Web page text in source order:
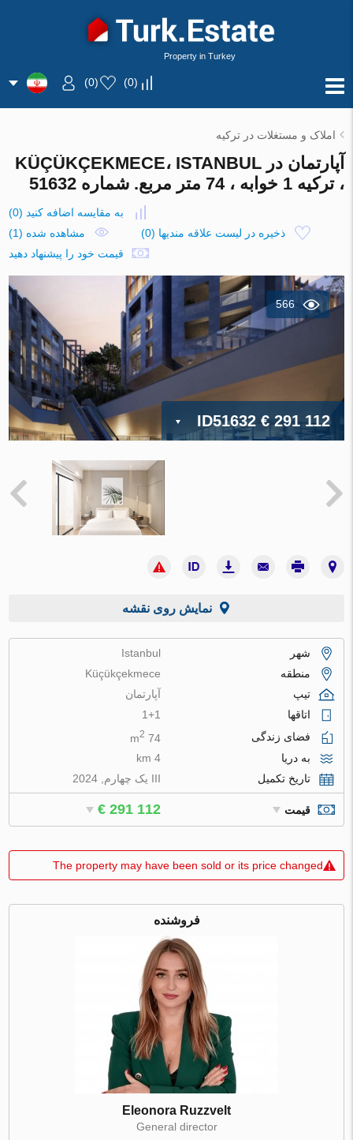
Property in Turkey
(
0
)
(
0
)
املاک و مستغلات در ترکیه
آپارتمان در KÜÇÜKÇEKMECE، ISTANBUL
، ترکیه 1 خوابه ، 74 متر مربع. شماره 51632
به مقایسه اضافه کنید (
0
)
ذخیره در لیست علاقه مندیها (
0
)
مشاهده شده (1)
قیمت خود را پیشنهاد دهید
566
ID51632€ 291 112
نمایش روی نقشه
شهر
Istanbul
منطقه
Küçükçekmece
تیپ
آپارتمان
اتاقها
1+1
فضای زندگی
74 m
2
به دریا
4 km
تاریخ تکمیل
III یک چهارم, 2024
قیمت € 291 112
The property may have been sold or its price changed
فروشنده
Eleonora Ruzzvelt
General director